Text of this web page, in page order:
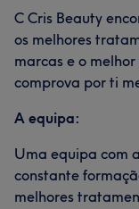
C Cris Beauty
os melhores
marcas e o
comprova por ti
A equipa:
Uma equipa com
constante
melhores